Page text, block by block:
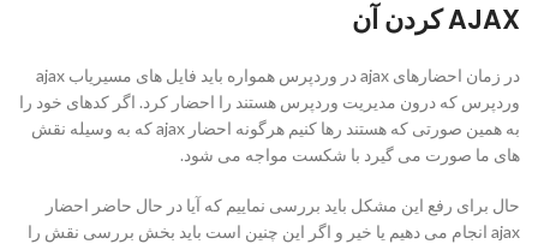
AJAX کردن آن
در زمان احضارهای ajax در وردپرس همواره باید فایل های مسیریاب ajax
وردپرس که درون مدیریت وردپرس هستند را احضار کرد. اگر کدهای خود را
به همین صورتی که هستند رها کنیم هرگونه احضار ajax که به وسیله نقش
های ما صورت می گیرد با شکست مواجه می شود.
حال برای رفع این مشکل باید بررسی نماییم که آیا در حال حاضر احضار
ajax انجام می دهیم یا خیر و اگر این چنین است باید بخش بررسی نقش را